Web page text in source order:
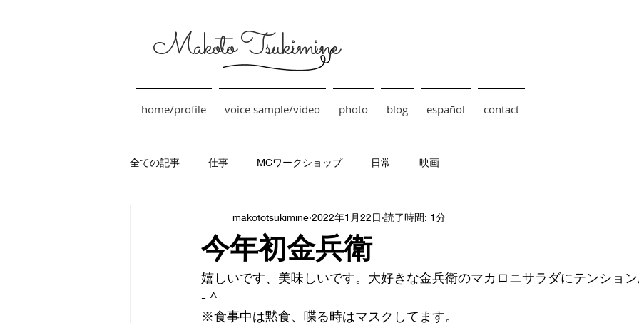
Makoto Tsukimine
home/profile voice sample/video photo blog español contact
全ての記事 仕事 MCワークショップ 日常 映画
今年初金兵衛
makototsukimine 2022年1月22日 読了時間: 1分
嬉しいです、美味しいです。大好きな金兵衛のマカロニサラダにテンショ
- ^
※食事中は黙食、喋る時はマスクしてます。